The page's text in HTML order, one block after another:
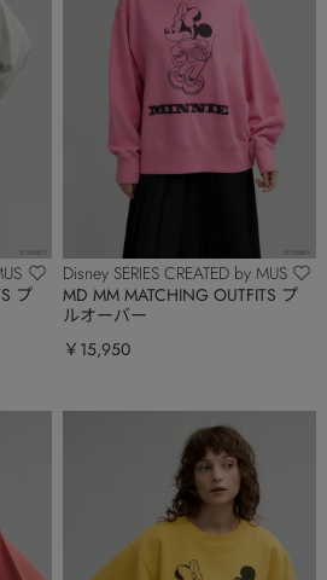
プ
Disney SERIES CREATED by MUS
MD MM MATCHING OUTFITS プ
ルオーバー
￥15,950